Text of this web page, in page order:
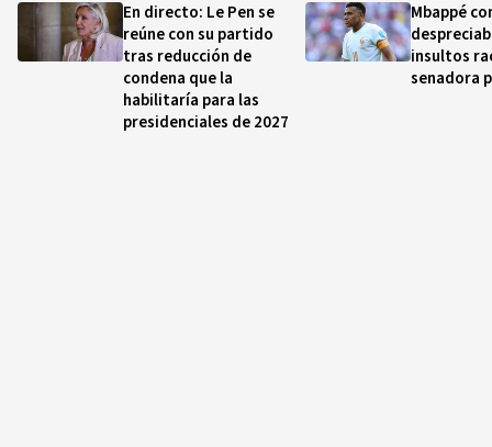
En directo: Le Pen se
reúne con su partido
tras reducción de
condena que la
habilitaría para las
presidenciales de 2027
Mbappé
insultos
senadora